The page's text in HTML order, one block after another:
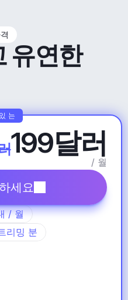
유연한
199달러
/ 월
세요
/ 월
리밍 분
는